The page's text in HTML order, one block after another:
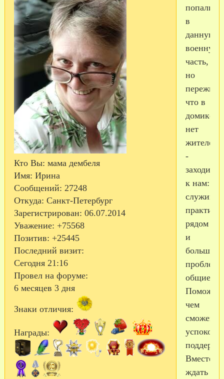
Кто Вы: мама дембеля
Имя: Ирина
Сообщений: 27248
Откуда: Санкт-Петербург
Зарегистрирован: 06.07.2014
Уважение: +75568
Позитив: +25445
Последний визит:
Сегодня 21:16
Провел на форуме:
6 месяцев 3 дня
Знаки отличия:
Награды:
попали
в
данную
военную
часть,
но
что в
домике
нет
жителей
-
заходите
к нам:
служим
рядом
и
проблем
общие!!!
Поможем,
чем
сможем,
Вместе
ждать